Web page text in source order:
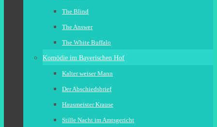
The Blind
The Answer
The White Buffalo
Komödie im Bayerischen Hof
Kalter weiser Mann
Der Abschiedsbrief
Hausmeister Krause
Stille Nacht im Amtsgericht